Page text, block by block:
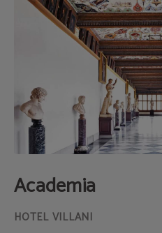
Academia